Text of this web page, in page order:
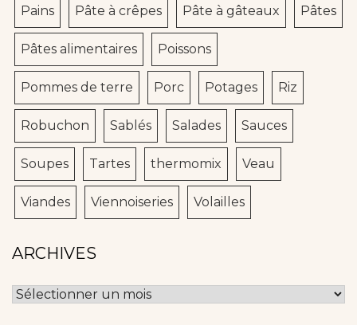
Pains Pâte à crêpes Pâte à gâteaux Pâtes
Pâtes alimentaires Poissons
Pommes de terre Porc Potages Riz
Robuchon Sablés Salades Sauces
Soupes Tartes thermomix Veau
Viandes Viennoiseries Volailles
ARCHIVES
Archives